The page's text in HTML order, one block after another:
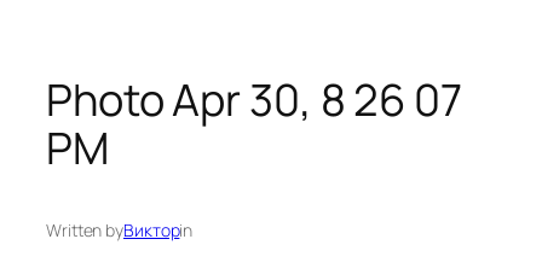
Photo Apr 30, 8 26 07
PM
Written byВикторin